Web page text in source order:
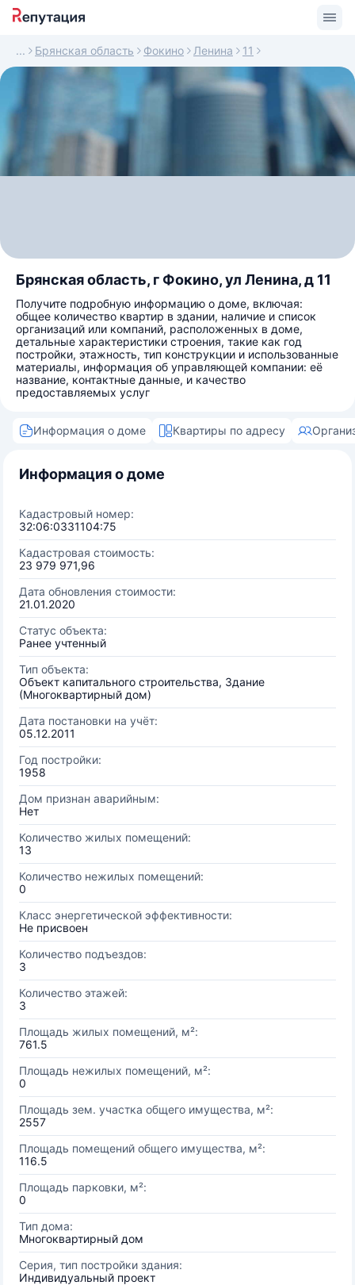
Брянская область Фокино Ленина 11
Брянская область, г Фокино, ул Ленина, д 11
Получите подробную информацию о доме, включая:
общее количество квартир в здании, наличие и список
организаций или компаний, расположенных в доме,
детальные характеристики строения, такие как год
постройки, этажность, тип конструкции и использованные
материалы, информация об управляющей компании: её
название, контактные данные, и качество
предоставляемых услуг
Информация о доме Квартиры по адресу
Информация о доме
Кадастровый номер:
32:06:0331104:75
Кадастровая стоимость:
23 979 971,96
Дата обновления стоимости:
21.01.2020
Статус объекта:
Ранее учтенный
Тип объекта:
Объект капитального строительства, Здание
(Многоквартирный дом)
Дата постановки на учёт:
05.12.2011
Год постройки:
1958
Дом признан аварийным:
Нет
Количество жилых помещений:
13
Количество нежилых помещений:
0
Класс энергетической эффективности:
Не присвоен
Количество подъездов:
3
Количество этажей:
3
Площадь жилых помещений, м²:
761.5
Площадь нежилых помещений, м²:
0
Площадь зем. участка общего имущества, м²:
2557
Площадь помещений общего имущества, м²:
116.5
Площадь парковки, м²:
0
Тип дома:
Многоквартирный дом
Серия, тип постройки здания:
Индивидуальный проект